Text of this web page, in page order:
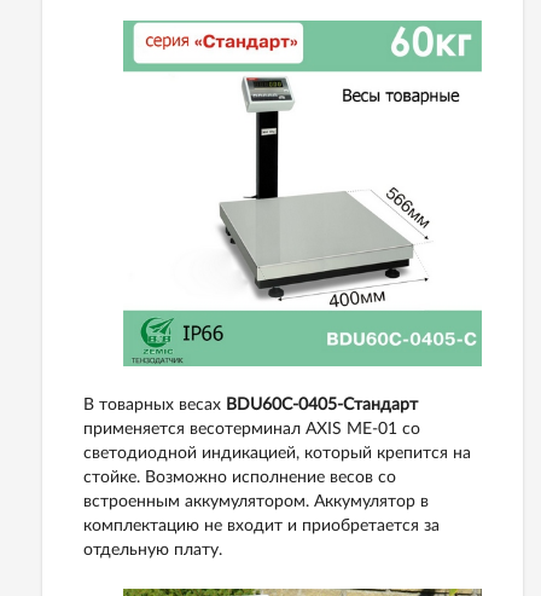
В товарных весах BDU60С-0405-Стандарт
применяется весотерминал AXIS ME-01 со
светодиодной индикацией, который крепится на
стойке. Возможно исполнение весов со
встроенным аккумулятором. Аккумулятор в
комплектацию не входит и приобретается за
отдельную плату.